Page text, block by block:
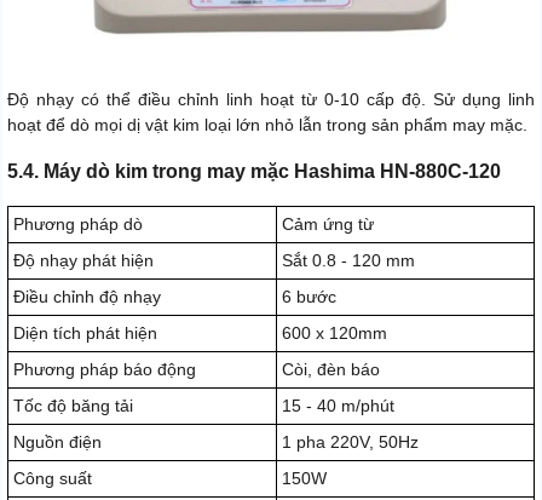
Độ nhạy có thể điều chỉnh linh hoạt từ 0-10 cấp độ. Sử dụng linh
hoạt để dò mọi dị vật kim loại lớn nhỏ lẫn trong sản phẩm may mặc.
5.4. Máy dò kim trong may mặc Hashima HN-880C-120
Phương pháp dò
Cảm ứng từ
Độ nhạy phát hiện
Sắt 0.8 - 120 mm
Điều chỉnh độ nhạy
6 bước
Diện tích phát hiện
600 x 120mm
Phương pháp báo động
Còi, đèn báo
Tốc độ băng tải
15 - 40 m/phút
Nguồn điện
1 pha 220V, 50Hz
Công suất
150W